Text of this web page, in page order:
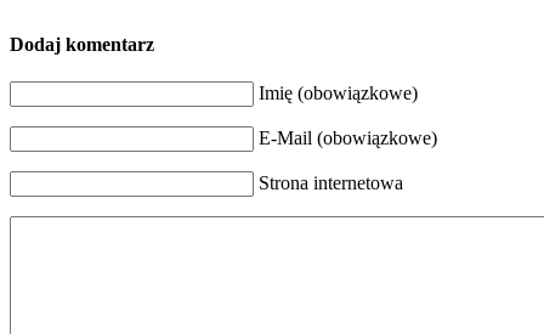
Dodaj komentarz
Imię (obowiązkowe)
E-Mail (obowiązkowe)
Strona internetowa